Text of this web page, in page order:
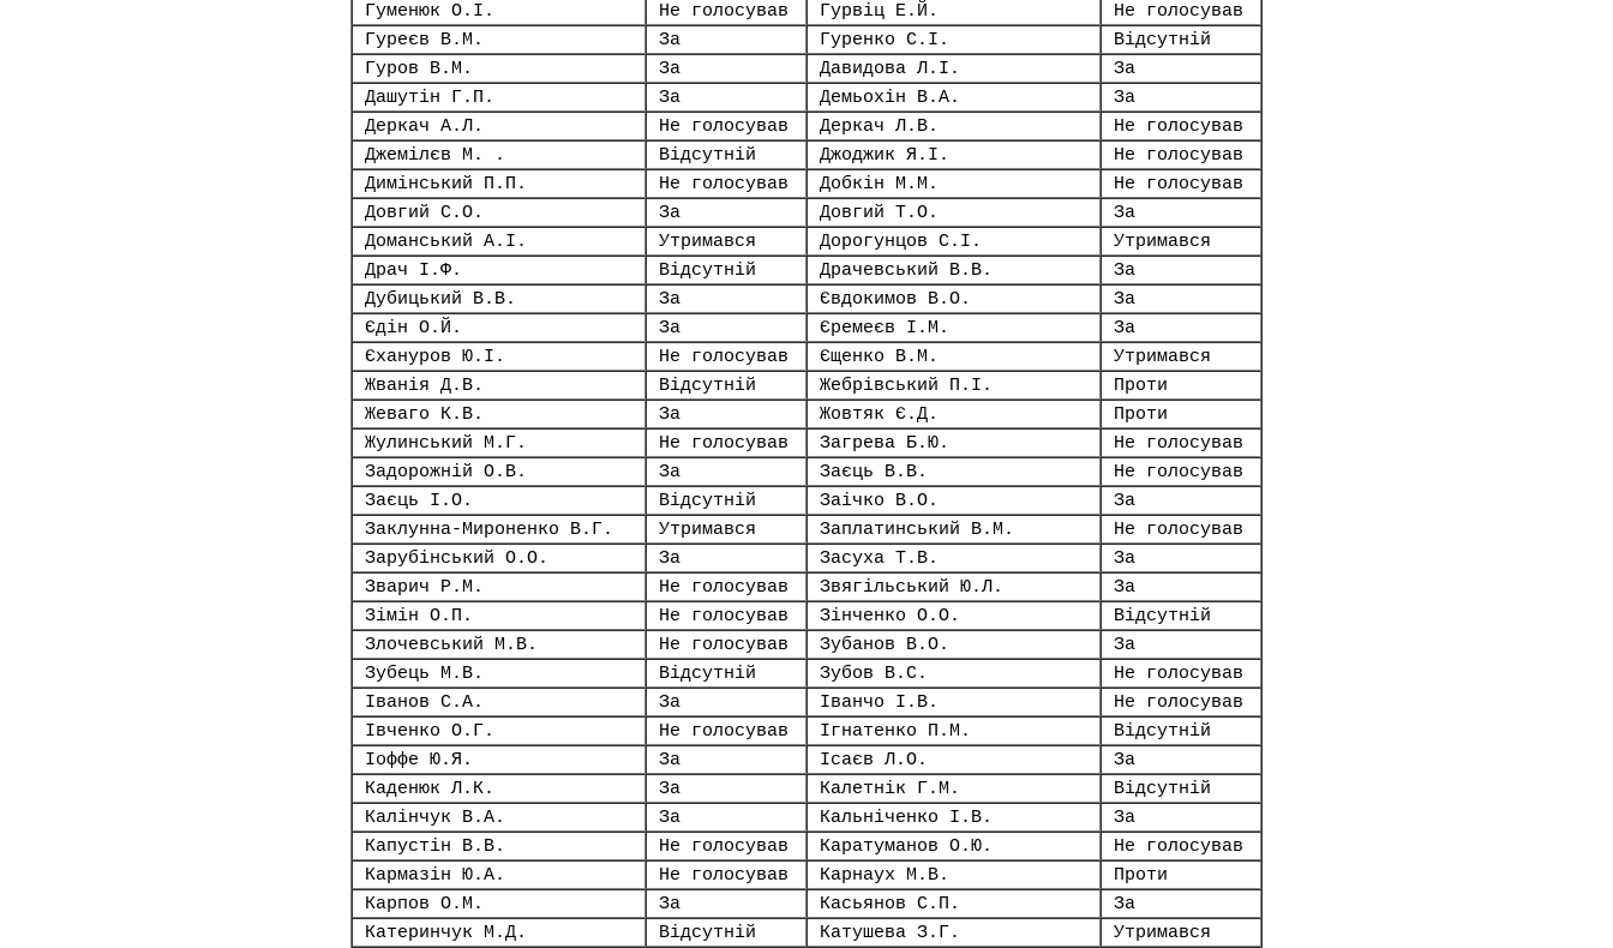
Гуменюк О.І.
Не голосував Гурвіц Е.Й.
Не голосував
Гуреєв В.М.
За Гуренко С.І.
Відсутній
Гуров В.М.
За Давидова Л.І.
За
Дашутін Г.П.
За Демьохін В.А.
За
Деркач А.Л.
Не голосував Деркач Л.В.
Не голосував
Джемілєв М. .
Відсутній Джоджик Я.І.
Не голосував
Димінський П.П.
Не голосував Добкін М.М.
Не голосував
Довгий С.О.
За Довгий Т.О.
За
Доманський А.І.
Утримався Дорогунцов С.І.
Утримався
Драч І.Ф.
Відсутній Драчевський В.В.
За
Дубицький В.В.
За Євдокимов В.О.
За
Єдін О.Й.
За Єремеєв І.М.
За
Єхануров Ю.І.
Не голосував Єщенко В.М.
Утримався
Жванія Д.В.
Відсутній Жебрівський П.І.
Проти
Жеваго К.В.
За Жовтяк Є.Д.
Проти
Жулинський М.Г.
Не голосував Загрева Б.Ю.
Не голосував
Задорожній О.В.
За Заєць В.В.
Не голосував
Заєць І.О.
Відсутній Заічко В.О.
За
Заклунна-Мироненко В.Г.
Утримався Заплатинський В.М.
Не голосував
Зарубінський О.О.
За Засуха Т.В.
За
Зварич Р.М.
Не голосував Звягільський Ю.Л.
За
Зімін О.П.
Не голосував Зінченко О.О.
Відсутній
Злочевський М.В.
Не голосував Зубанов В.О.
За
Зубець М.В.
Відсутній Зубов В.С.
Не голосував
Іванов С.А.
За Іванчо І.В.
Не голосував
Івченко О.Г.
Не голосував Ігнатенко П.М.
Відсутній
Іоффе Ю.Я.
За Ісаєв Л.О.
За
Каденюк Л.К.
За Калетнік Г.М.
Відсутній
Калінчук В.А.
За Кальніченко І.В.
За
Капустін В.В.
Не голосував Каратуманов О.Ю.
Не голосував
Кармазін Ю.А.
Не голосував Карнаух М.В.
Проти
Карпов О.М.
За Касьянов С.П.
За
Катеринчук М.Д.
Відсутній Катушева З.Г.
Утримався